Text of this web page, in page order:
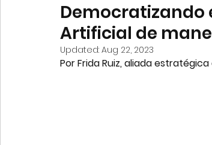
Democratizando
Artificial de
Updated: Aug 22, 2023
Por Frida Ruiz, aliada estratégica